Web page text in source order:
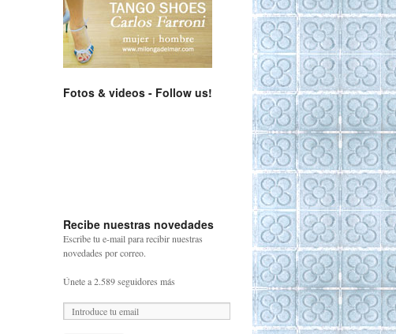
Fotos & videos - Follow us!
Recibe nuestras novedades
Escribe tu e-mail para recibir nuestras
novedades por correo.
Únete a 2.589 seguidores más
i